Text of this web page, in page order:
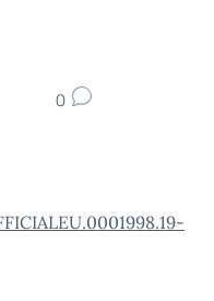
0